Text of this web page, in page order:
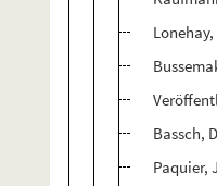
Bassch,
Paquier,